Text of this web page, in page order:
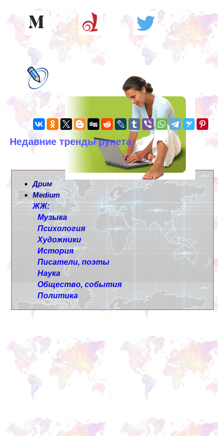
Недавние тренды рунета
Дрим
Medium
ЖЖ:
Музыка
Психология
Художники
История
Писатели, поэты
Наука
Общество, события
Политика